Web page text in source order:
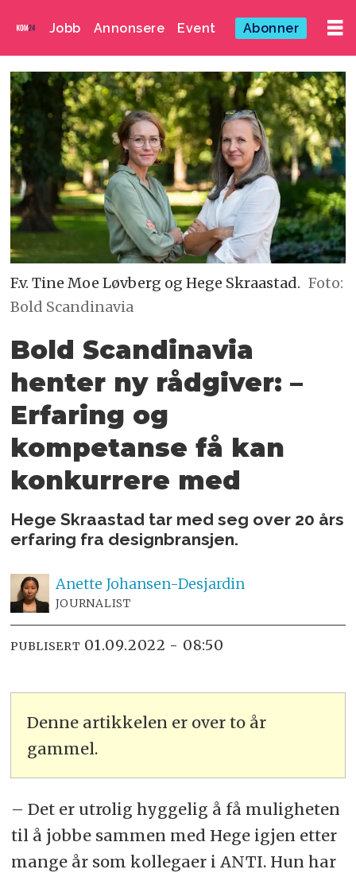
Jobb Annonsere Event Abonner
F.v. Tine Moe Løvberg og Hege Skraastad. Foto:
Bold Scandinavia
Bold Scandinavia
henter ny rådgiver:–
Erfaring og
kompetanse få kan
konkurrere med
Hege Skraastad tar med seg over 20 års
erfaring fra designbransjen.
Anette Johansen-Desjardin
JOURNALIST
PUBLISERT 01.09.2022 - 08:50
Denne artikkelen er over to år
gammel.
– Det er utrolig hyggelig å få muligheten
til å jobbe sammen med Hege igjen etter
mange år som kollegaer i ANTI. Hun har